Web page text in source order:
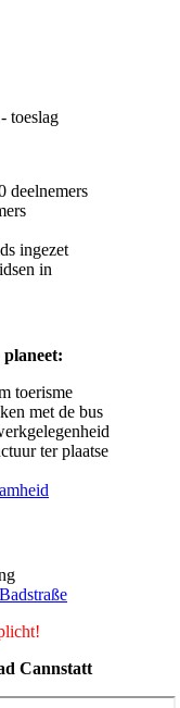
toeslag
deelnemers
ingezet
in
toerisme
met de bus
ter plaatse
Cannstatt